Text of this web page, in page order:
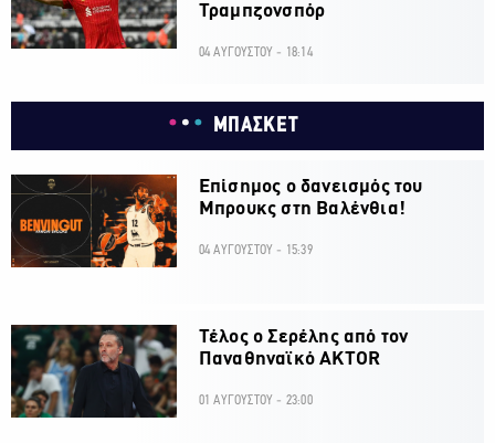
Τραμπζονσπόρ
04 ΑΥΓΟΥΣΤΟΥ - 18:14
ΜΠΑΣΚΕΤ
Επίσημος ο δανεισμός του
Μπρουκς στη Βαλένθια!
04 ΑΥΓΟΥΣΤΟΥ - 15:39
Τέλος ο Σερέλης από τον
Παναθηναϊκό AKTOR
01 ΑΥΓΟΥΣΤΟΥ - 23:00